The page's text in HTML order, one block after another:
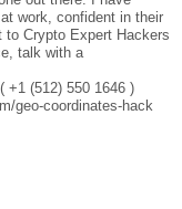
work, confident in their
Crypto Expert Hackers
talk with a
+1 (512) 550 1646 )
geo-coordinates-hack